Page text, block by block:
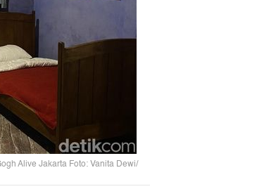
Alive Jakarta Foto: Vanita Dewi/